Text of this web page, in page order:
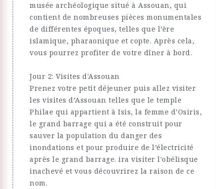
musée archéologique situé à Assouan, qui
contient de nombreuses pièces monumentales
de différentes époques, telles que l’ère
islamique, pharaonique et copte. Après cela,
vous pourrez profiter de votre dîner à bord.
Jour 2: Visites d'Assouan
Prenez votre petit déjeuner puis allez visiter
les visites d’Assouan telles que le temple
Philae qui appartient à Isis, la femme d’Osiris,
le grand barrage qui a été construit pour
sauver la population du danger des
inondations et pour produire de l’électricité
après le grand barrage. ira visiter l'obélisque
inachevé et vous découvrirez la raison de ce
nom.